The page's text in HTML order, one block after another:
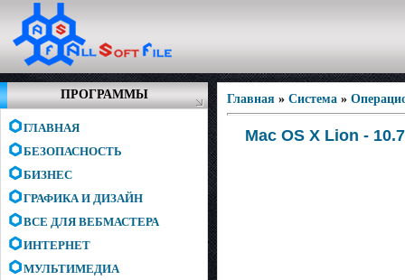
ПРОГРАММЫ
ГЛАВНАЯ
БЕЗОПАСНОСТЬ
БИЗНЕС
ГРАФИКА И ДИЗАЙН
ВСЕ ДЛЯ ВЕБМАСТЕРА
ИНТЕРНЕТ
МУЛЬТИМЕДИА
Главная » Система »
Mac OS X Lion -